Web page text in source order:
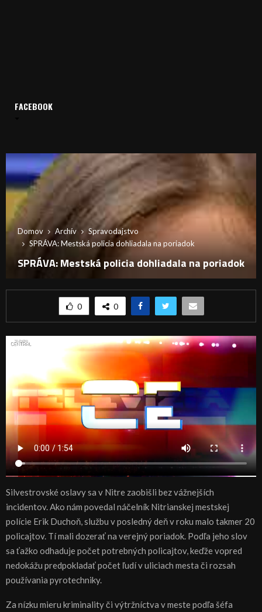
Domov Archív
Spravodajstvo
SPRÁVA: Mestská policia dohliadala na poriadok
SPRÁVA: Mestská policia dohliadala na poriadok
0 0
Silvestrovské oslavy sa v Nitre zaobišli bez vážnejších
incidentov. Ako nám povedal náčelník Nitrianskej mestskej
polície Erik Duchoň, službu v posledný deň v roku malo takmer 20
policajtov. Tí mali dozerať na verejný poriadok. Podľa jeho slov
sa ťažko odhaduje počet potrebných policajtov, keďže vopred
nedokážu predpokladať počet ľudí v uliciach mesta či rozsah
používania pyrotechniky.
Za nízku mieru kriminality či výtržníctva v meste podľa šéfa
FACEBOOK